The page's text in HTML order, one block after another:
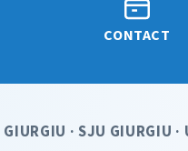
CONTACT
· SJU GIURGIU